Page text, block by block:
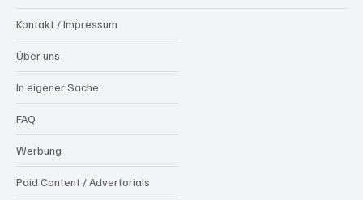
Kontakt / Impressum
Über uns
In eigener Sache
FAQ
Werbung
Paid Content / Advertorials